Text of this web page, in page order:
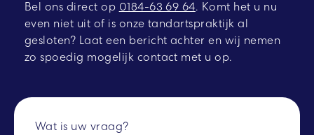
Bel ons direct op 0184-63 69 64. Komt het u nu
even niet uit of is onze tandartspraktijk al
gesloten? Laat een bericht achter en wij nemen
zo spoedig mogelijk contact met u op.
Wat is uw vraag?